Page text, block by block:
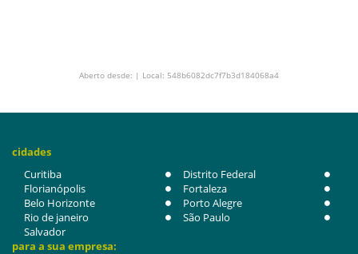
Aberto desde: | Local: 548b6082dc7f7b3d184068a4
cidades
Curitiba
Distrito Federal
Florianópolis
Fortaleza
Belo Horizonte
Porto Alegre
Rio de janeiro
São Paulo
Salvador
para a sua empresa: